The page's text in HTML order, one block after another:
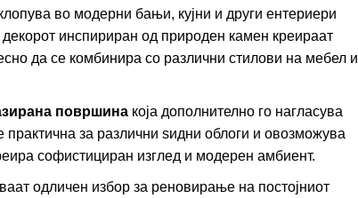
во модерни бањи, кујни и други ентериери
инспириран од природен камен креираат
да се комбинира со различни стилови на мебел и
површинакоја дополнително го нагласува
практична за различни ѕидни облоги и овозможува
софистициран изглед и модерен амбиент.
одличен избор за реновирање на постојниот